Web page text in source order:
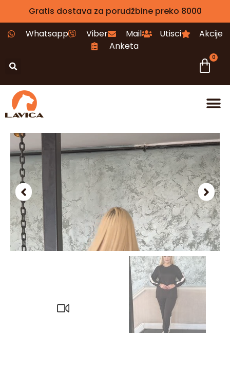
Gratis dostava za porudžbine preko 8000
Whatsapp
Viber Mail Utisci
Akcije
Anketa
0